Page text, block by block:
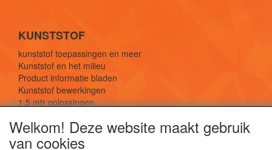
KUNSTSTOF
kunststof toepassingen en meer
Kunststof en het milieu
Product informatie bladen
Kunststof bewerkingen
1,5 mtr oplossingen
Welkom! Deze website maakt gebruik
van cookies